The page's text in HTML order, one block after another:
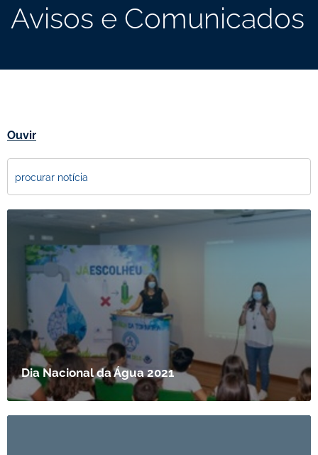
Avisos e Comunicados
Ouvir
Dia Nacional da Água 2021